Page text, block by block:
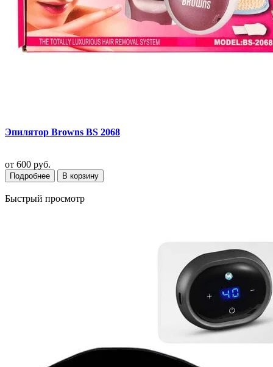
Эпилятор Browns BS 2068
от 600 руб.
Подробнее В корзину
Быстрый просмотр